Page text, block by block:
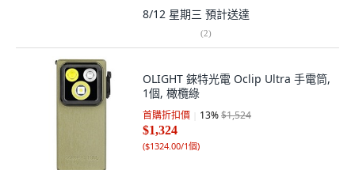
8/12 星期三 預計送達
(2)
OLIGHT 錸特光電 Oclip Ultra 手電筒,
1個, 橄欖綠
首購折扣價 13%$1,524
$1,324
($1324.00/1個)